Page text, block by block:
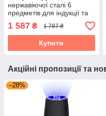
нержавіючої сталі 6
предметів для індукції та
газу (1.5л, 2.0л, 3.0л)
Kamille KM-4915
1 587 ₴ 1 787 ₴
Купити
Акційні пропозиції та
–28%